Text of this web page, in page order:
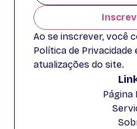
Ao se inscrever, você
Política de
atualizações do site.
Página